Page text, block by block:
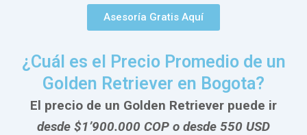
Asesoría Gratis Aquí
¿Cuál es el Precio Promedio de un
Golden Retriever en Bogota?
El precio de un Golden Retriever puede ir
desde $1’900.000 COP o desde 550 USD